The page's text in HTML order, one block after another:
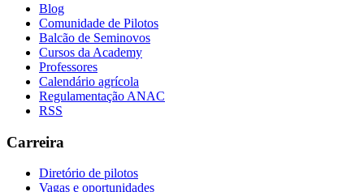
Blog
Comunidade de Pilotos
Balcão de Seminovos
Cursos da Academy
Professores
Calendário agrícola
Regulamentação ANAC
RSS
Carreira
Diretório de pilotos
Vagas e oportunidades